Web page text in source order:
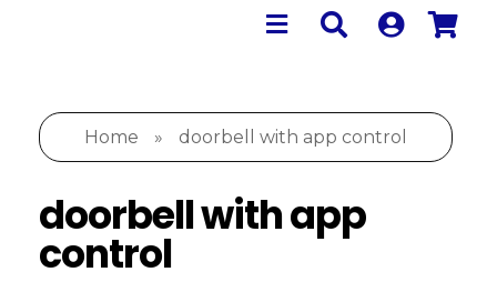
Home » doorbell with app control
doorbell with app
control